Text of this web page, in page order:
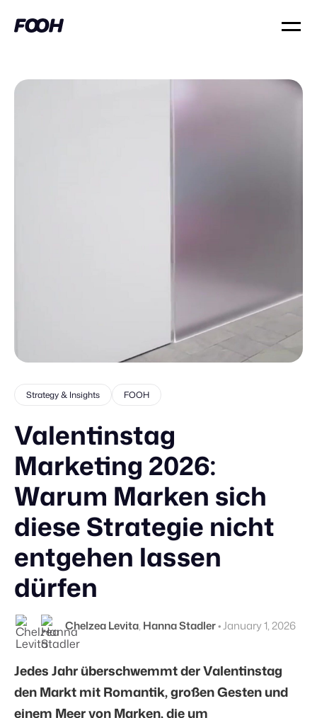
Strategy & Insights FOOH
Valentinstag
Marketing 2026:
Warum Marken sich
diese Strategie nicht
entgehen lassen
dürfen
Chelzea Levita, Hanna Stadler•January 1, 2026
Jedes Jahr überschwemmt der Valentinstag
den Markt mit Romantik, großen Gesten und
einem Meer von Marken, die um